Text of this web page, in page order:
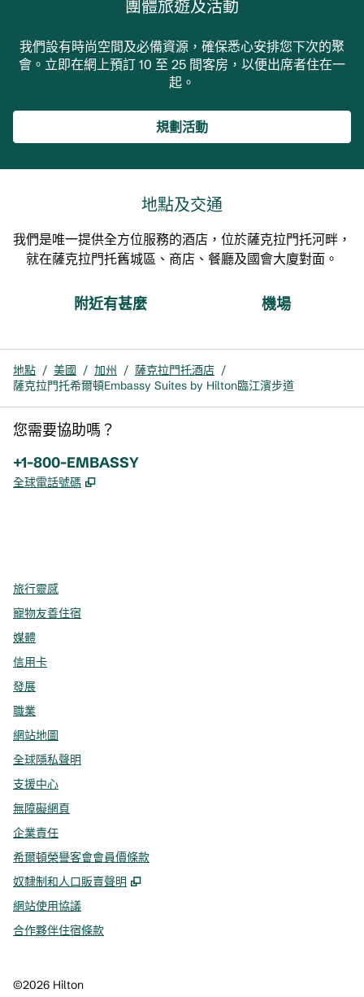
團體旅遊及活動
我們設有時尚空間及必備資源，確保悉心安排您下次的聚
會。立即在網上預訂 10 至 25 間客房，以便出席者住在一
起。
規劃活動
地點及交通
我們是唯一提供全方位服務的酒店，位於薩克拉門托河畔，
就在薩克拉門托舊城區、商店、餐廳及國會大廈對面。
附近有甚麼 機場
地點 / 美國 / 加州 / 薩克拉門托酒店 /
薩克拉門托希爾頓Embassy Suites by Hilton臨江濱步道
您需要協助嗎？
電話：
+1-800-EMBASSY
全球電話號碼 ,
旅行靈感
寵物友善住宿
媒體
信用卡
發展
職業
網站地圖
全球隱私聲明
支援中心
無障礙網頁
企業責任
希爾頓榮譽客會會員價條款
奴隸制和人口販賣聲明
,
網站使用協議
合作夥伴住宿條款
©2026 Hilton